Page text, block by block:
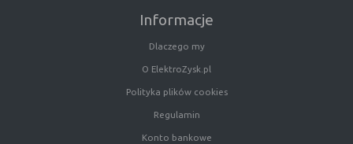
C. Ze względu na pochodzenie – administratora
serwisu, który zarządza cookies:
Opis
cookie umieszczone bezpośrednio przez
odwiedzona
Informacje
Dlaczego my
O ElektroZysk.pl
Polityka plików cookies
Regulamin
Konto bankowe